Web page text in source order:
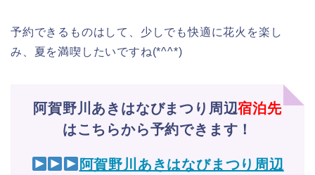
予約できるものはして、少しでも快適に花火を楽し
み、夏を満喫したいですね(*^^*)
阿賀野川あきはなびまつり周辺宿泊先
はこちらから予約できます！
阿賀野川あきはなびまつり周辺